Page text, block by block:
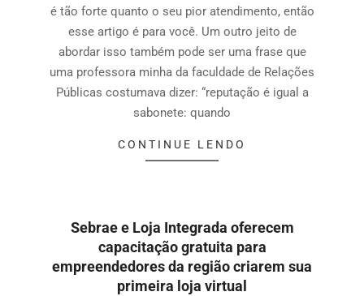
é tão forte quanto o seu pior atendimento, então
esse artigo é para você. Um outro jeito de
abordar isso também pode ser uma frase que
uma professora minha da faculdade de Relações
Públicas costumava dizer: “reputação é igual a
sabonete: quando
CONTINUE LENDO
Sebrae e Loja Integrada oferecem
capacitação gratuita para
empreendedores da região criarem sua
primeira loja virtual